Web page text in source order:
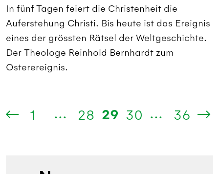
In fünf Tagen feiert die Christenheit die
Auferstehung Christi. Bis heute ist das Ereignis
eines der grössten Rätsel der Weltgeschichte.
Der Theologe Reinhold Bernhardt zum
Osterereignis.
1 ... 28 29 30 ... 36